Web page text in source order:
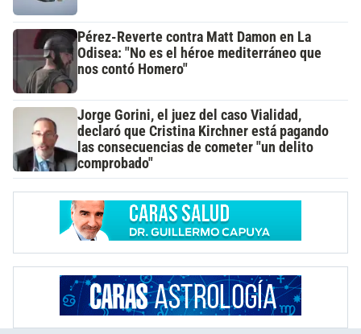
Pérez-Reverte contra Matt Damon en La
Odisea: "No es el héroe mediterráneo que
nos contó Homero"
Jorge Gorini, el juez del caso Vialidad,
declaró que Cristina Kirchner está pagando
las consecuencias de cometer "un delito
comprobado"